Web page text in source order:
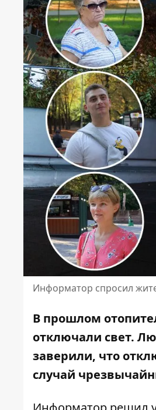
Информатор спросил
В прошлом
отключали свет.
заверили, что
случай